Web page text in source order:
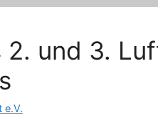
2. und 3.
e.V.